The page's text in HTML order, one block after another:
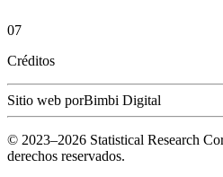
07
Créditos
Sitio web porBimbi Digital
© 2023–2026 Statistical Research
derechos reservados.